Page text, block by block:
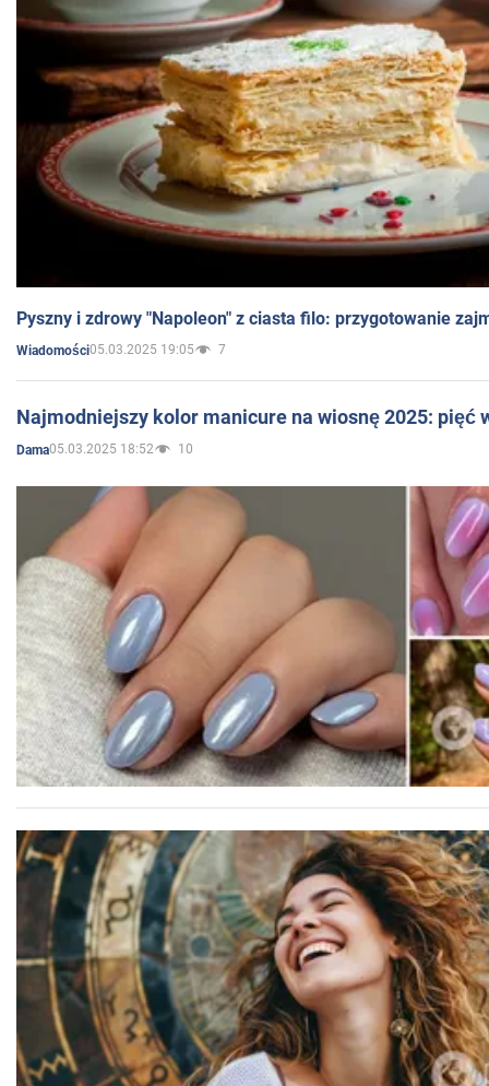
Pyszny i zdrowy "Napoleon" z ciasta filo: przygotowanie
Wiadomości05.03.2025 19:05 7
Najmodniejszy kolor manicure na wiosnę 2025: pięć
Dama05.03.2025 18:52 10